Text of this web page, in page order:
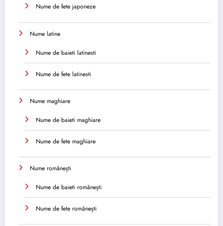
Nume de fete japoneze
Nume latine
Nume de baieti latinesti
Nume de fete latinesti
Nume maghiare
Nume de baieti maghiare
Nume de fete maghiare
Nume românești
Nume de baieti românești
Nume de fete românești